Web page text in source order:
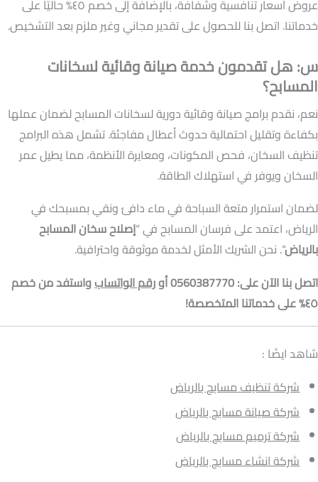
عروض أسعار تنافسية وشفافة، بالإضافة إلى خصم ٤٥% حاليًا على
خدماتنا. اتصل بنا للحصول على تقدير مجاني وغير ملزم بعد التشخيص.
س: هل تقدمون خدمة صيانة وقائية لسخانات
المسابح؟
نعم، نقدم برامج صيانة وقائية دورية لسخانات المسابح لضمان عملها
بكفاءة وتقليل احتمالية حدوث أعطال مفاجئة. تشمل هذه البرامج
تنظيف السخان، فحص المكونات، ومعايرة الأنظمة، مما يطيل عمر
السخان ويوفر في استهلاك الطاقة.
لضمان استمرار متعة السباحة في ماء دافئ ونقي بمسبحك في
الرياض، اعتمد على فرسان المسابح في “إصلاح سخان المسابح
بالرياض“. نحن الشريك الأمثل لخدمة موثوقة واحترافية.
اتصل بنا الآن على: 0560387770 أو
رقم الواتسابواستفد من خصم
٤٥% على خدماتنا المتخصصة!
شاهد ايضًا :
شركة تنظيف مسابح بالرياض
شركة صيانة مسابح بالرياض
شركة ترميم مسابح بالرياض
شركة انشاء مسابح بالرياض